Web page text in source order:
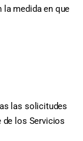
la medida en que
las solicitudes
de los Servicios